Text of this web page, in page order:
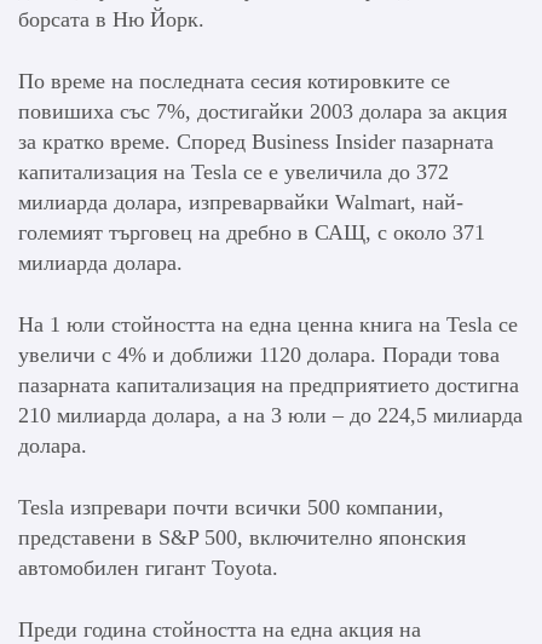
борсата в Ню Йорк.
По време на последната сесия котировките се
повишиха със 7%, достигайки 2003 долара за акция
за кратко време. Според Business Insider пазарната
капитализация на Tesla се е увеличила до 372
милиарда долара, изпреварвайки Walmart, най-
големият търговец на дребно в САЩ, с около 371
милиарда долара.
На 1 юли стойността на една ценна книга на Tesla се
увеличи с 4% и доближи 1120 долара. Поради това
пазарната капитализация на предприятието достигна
210 милиарда долара, а на 3 юли – до 224,5 милиарда
долара.
Tesla изпревари почти всички 500 компании,
представени в S&P 500, включително японския
автомобилен гигант Toyota.
Преди година стойността на една акция на